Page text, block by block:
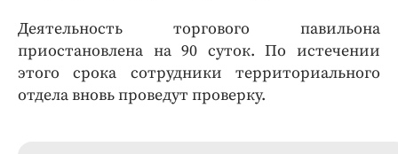
Деятельность торгового павильона
приостановлена на 90 суток. По истечении
этого срока сотрудники территориального
отдела вновь проведут проверку.